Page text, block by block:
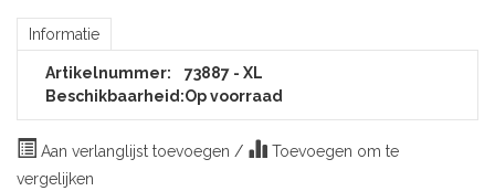
Informatie
Artikelnummer:
73887 - XL
Beschikbaarheid:Op voorraad
Aan verlanglijst toevoegen /
Toevoegen om te
vergelijken